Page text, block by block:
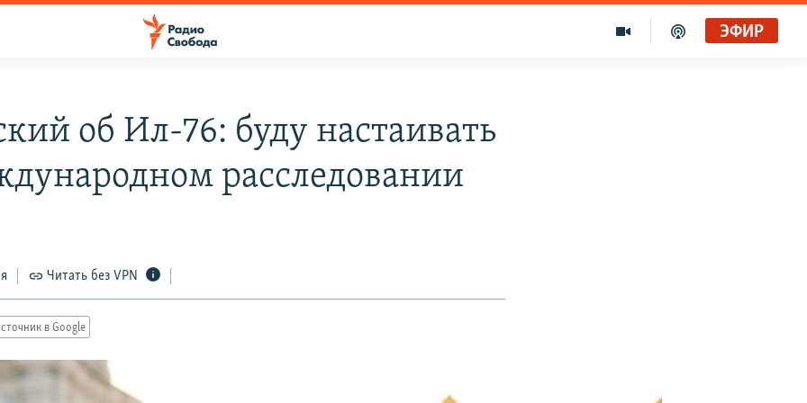
ЭФИР
об Ил-76: буду настаивать
расследовании
Читать без VPN
в Google